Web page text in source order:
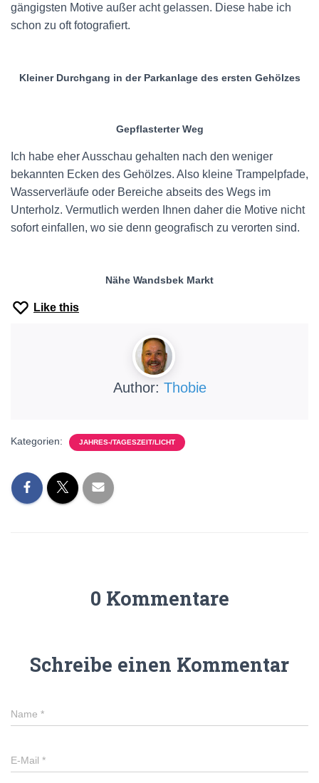
gängigsten Motive außer acht gelassen. Diese habe ich
schon zu oft fotografiert.
Kleiner Durchgang in der Parkanlage des ersten Gehölzes
Gepflasterter Weg
Ich habe eher Ausschau gehalten nach den weniger
bekannten Ecken des Gehölzes. Also kleine Trampelpfade,
Wasserverläufe oder Bereiche abseits des Wegs im
Unterholz. Vermutlich werden Ihnen daher die Motive nicht
sofort einfallen, wo sie denn geografisch zu verorten sind.
Nähe Wandsbek Markt
Like this
Author: Thobie
Kategorien: JAHRES-/TAGESZEIT/LICHT
0 Kommentare
Schreibe einen Kommentar
Name *
E-Mail *